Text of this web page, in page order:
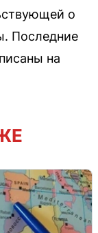
о
Последние
на